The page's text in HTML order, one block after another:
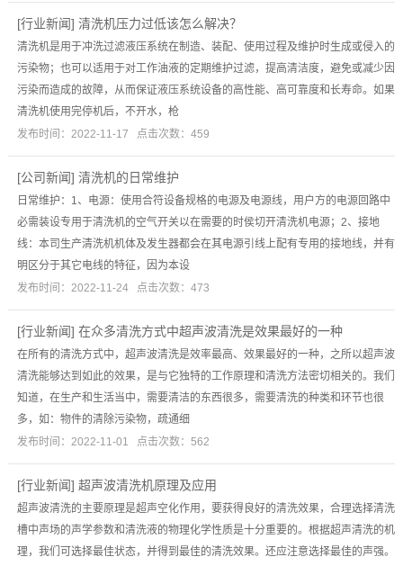
[行业新闻] 清洗机压力过低该怎么解决？
清洗机是用于冲洗过滤液压系统在制造、装配、使用过程及维护时生成或侵入的
污染物；也可以适用于对工作油液的定期维护过滤，提高清洁度，避免或减少因
污染而造成的故障，从而保证液压系统设备的高性能、高可靠度和长寿命。如果
清洗机使用完停机后，不开水，枪
发布时间：2022-11-17 点击次数：459
[公司新闻] 清洗机的日常维护
日常维护：1、电源：使用合符设备规格的电源及电源线，用户方的电源回路中
必需装设专用于清洗机的空气开关以在需要的时侯切开清洗机电源；2、接地
线：本司生产清洗机机体及发生器都会在其电源引线上配有专用的接地线，并有
明区分于其它电线的特征，因为本设
发布时间：2022-11-24 点击次数：473
[行业新闻] 在众多清洗方式中超声波清洗是效果最好的一种
在所有的清洗方式中，超声波清洗是效率最高、效果最好的一种，之所以超声波
清洗能够达到如此的效果，是与它独特的工作原理和清洗方法密切相关的。我们
知道，在生产和生活当中，需要清洁的东西很多，需要清洗的种类和环节也很
多，如：物件的清除污染物，疏通细
发布时间：2022-11-01 点击次数：562
[行业新闻] 超声波清洗机原理及应用
超声波清洗的主要原理是超声空化作用，要获得良好的清洗效果，合理选择清洗
槽中声场的声学参数和清洗液的物理化学性质是十分重要的。根据超声清洗的机
理，我们可选择最佳状态，并得到最佳的清洗效果。还应注意选择最佳的声强。